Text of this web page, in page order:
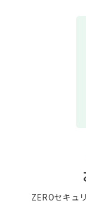
ZEROセキュ